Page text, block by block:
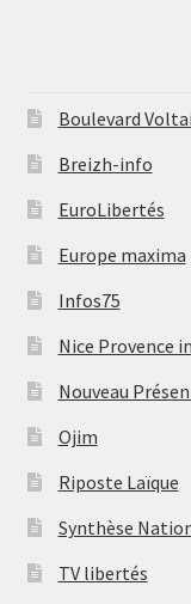
Boulevard
Breizh-info
EuroLibertés
Europe maxima
Infos75
Nice Provence
Nouveau
Ojim
Riposte Laïque
Synthèse
TV libertés